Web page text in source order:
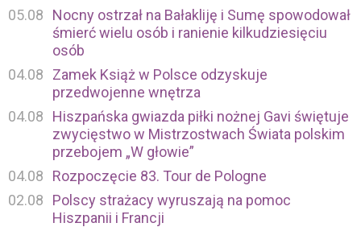
05.08
Nocny ostrzał na Bałakliję i Sumę spowodował
śmierć wielu osób i ranienie kilkudziesięciu
osób
04.08
Zamek Książ w Polsce odzyskuje
przedwojenne wnętrza
04.08
Hiszpańska gwiazda piłki nożnej Gavi świętuje
zwycięstwo w Mistrzostwach Świata polskim
przebojem „W głowie”
04.08
Rozpoczęcie 83. Tour de Pologne
02.08
Polscy strażacy wyruszają na pomoc
Hiszpanii i Francji